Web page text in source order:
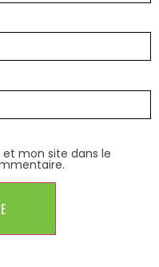
mon site dans le